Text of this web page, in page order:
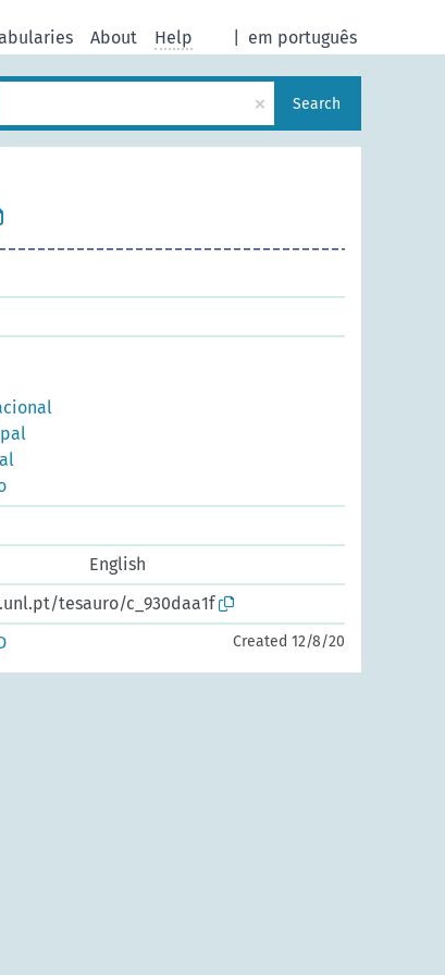
em português
About Help
× Search
English
tesauro/c_930daa1f
Created 12/8/20